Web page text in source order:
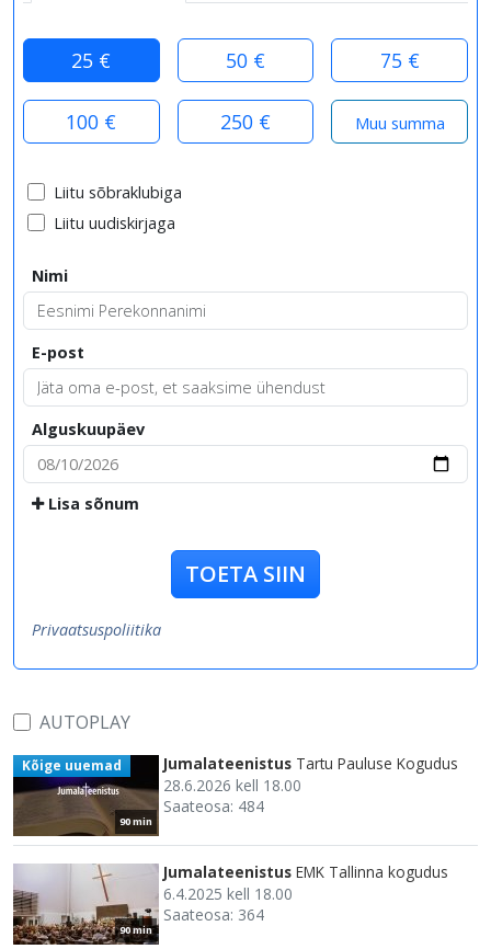
25 € 50 € 75 €
100 € 250 €
Liitu sõbraklubiga
Liitu uudiskirjaga
Nimi
E-post
Alguskuupäev
Lisa sõnum
TOETA SIIN
Privaatsuspoliitika
AUTOPLAY
90 min
Kõige uuemad Jumalateenistus Tartu Pauluse Kogudus
28.6.2026 kell 18.00
Saateosa: 484
90 min
Jumalateenistus EMK Tallinna kogudus
6.4.2025 kell 18.00
Saateosa: 364